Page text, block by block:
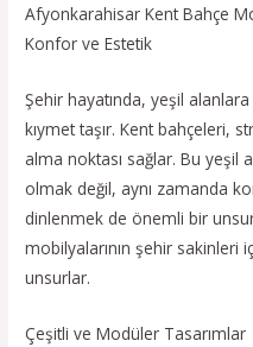
Afyonkarahisar Kent Bahçe
Konfor ve Estetik
Şehir hayatında, yeşil
kıymet taşır. Kent bahçeleri,
alma noktası sağlar. Bu yeşil
olmak değil, aynı zamanda
dinlenmek de önemli bir
mobilyalarının şehir sakinleri
unsurlar.
Çeşitli ve Modüler Tasarımlar